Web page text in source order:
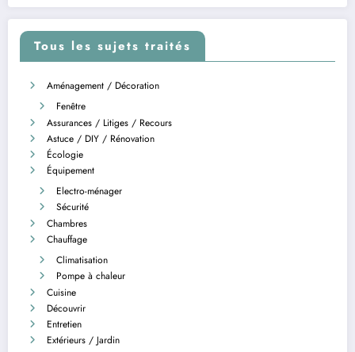
Tous les sujets traités
Aménagement / Décoration
Fenêtre
Assurances / Litiges / Recours
Astuce / DIY / Rénovation
Écologie
Équipement
Electro-ménager
Sécurité
Chambres
Chauffage
Climatisation
Pompe à chaleur
Cuisine
Découvrir
Entretien
Extérieurs / Jardin